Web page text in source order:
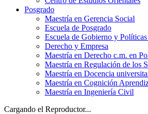
Posgrado
Maestría en Gerencia Social
Escuela de Posgrado
Escuela de Gobierno y
Derecho y Empresa
Maestría en Derecho c.m. en
Maestría en Regulación de los
Maestría en Docencia
Maestría en Cognición
Maestría en Ingeniería Civil
Cargando el Reproductor...